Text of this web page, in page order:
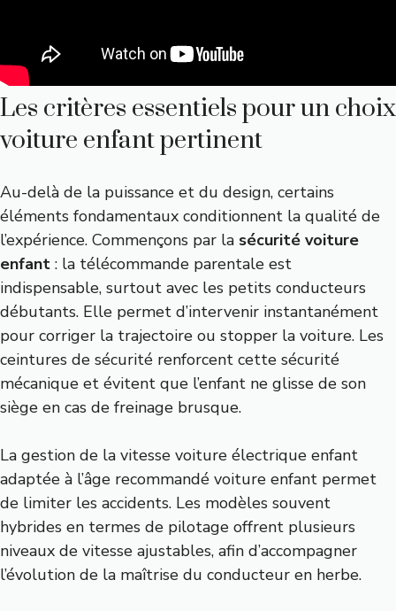
Les critères essentiels pour un choix
voiture enfant pertinent
Au-delà de la puissance et du design, certains
éléments fondamentaux conditionnent la qualité de
l’expérience. Commençons par la sécurité voiture
enfant : la télécommande parentale est
indispensable, surtout avec les petits conducteurs
débutants. Elle permet d’intervenir instantanément
pour corriger la trajectoire ou stopper la voiture. Les
ceintures de sécurité renforcent cette sécurité
mécanique et évitent que l’enfant ne glisse de son
siège en cas de freinage brusque.
La gestion de la vitesse voiture électrique enfant
adaptée à l’âge recommandé voiture enfant permet
de limiter les accidents. Les modèles souvent
hybrides en termes de pilotage offrent plusieurs
niveaux de vitesse ajustables, afin d’accompagner
l’évolution de la maîtrise du conducteur en herbe.